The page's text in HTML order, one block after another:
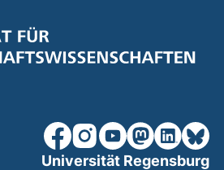
unsere Facebook-Seite
unsere Instagram-
unsere YouTube-
unsereunsere
Universität Regensburg